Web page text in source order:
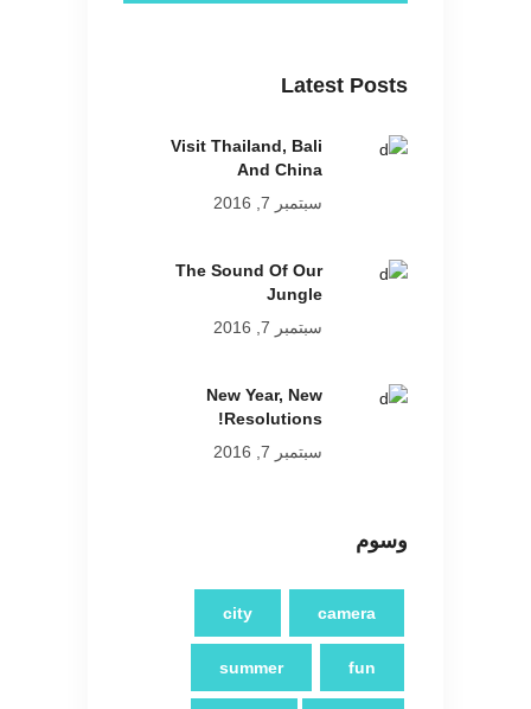
Latest Posts
Visit Thailand, Bali
And China
سبتمبر 7, 2016
The Sound Of Our
Jungle
سبتمبر 7, 2016
New Year, New
Resolutions!
سبتمبر 7, 2016
وسوم
camera
city
fun
summer